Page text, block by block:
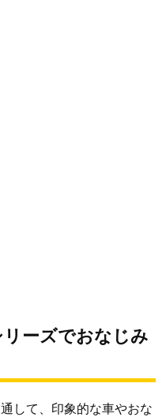
ーズでおなじみ
して、印象的な車やおな